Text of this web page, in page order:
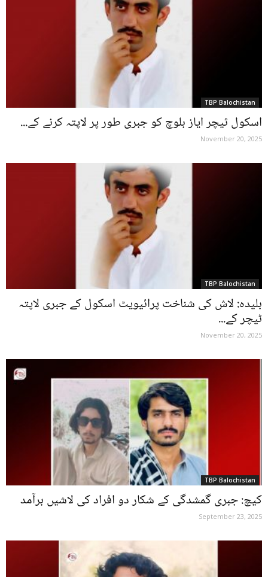
TBP Balochistan
اسکول ٹیچر ایاز بلوچ کو جبری طور پر لاپتہ کرنے کے...
November 20, 2025
TBP Balochistan
بلیدہ: لاش کی شناخت پرائیویٹ اسکول کے جبری لاپتہ
ٹیچر کے...
November 20, 2025
TBP Balochistan
کیچ: جبری گمشدگی کے شکار دو افراد کی لاشیں برآمد
September 23, 2025